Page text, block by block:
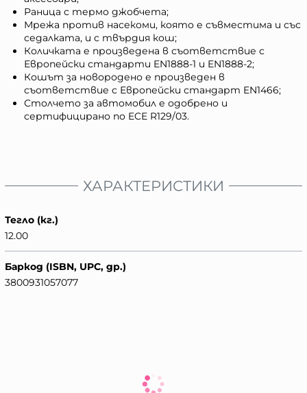
Раница с термо джобчета;
Мрежа против насекоми, която е съвместима и със
седалката, и с твърдия кош;
Количката е произведена в съответствие с
Европейски стандарти EN1888-1 и EN1888-2;
Кошът за новородено е произведен в
съответствие с Европейски стандарт EN1466;
Столчето за автомобил е одобрено и
сертифицирано по ECE R129/03.
ХАРАКТЕРИСТИКИ
Тегло (кг.)
12.00
Баркод (ISBN, UPC, др.)
3800931057077